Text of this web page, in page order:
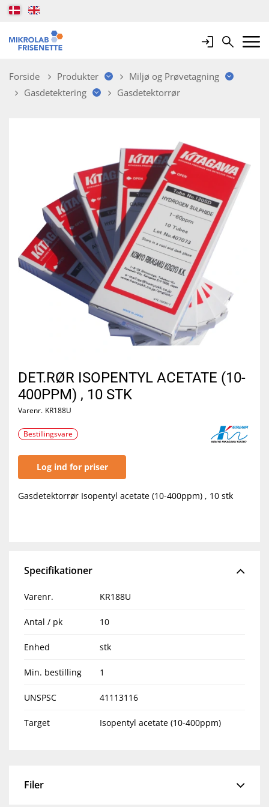
LoginSearchMobile
Forside Produkter
Miljø og Prøvetagning
Gasdetektering
Gasdetektorrør
DET.RØR ISOPENTYL ACETATE (10-
400PPM) , 10 STK
Varenr. KR188U
Bestillingsvare
Log ind for priser
Gasdetektorrør Isopentyl acetate (10-400ppm) , 10 stk
Specifikationer
Varenr. KR188U
Antal / pk 10
Enhed stk
Min. bestilling 1
UNSPSC 41113116
Target Isopentyl acetate (10-400ppm)
Filer